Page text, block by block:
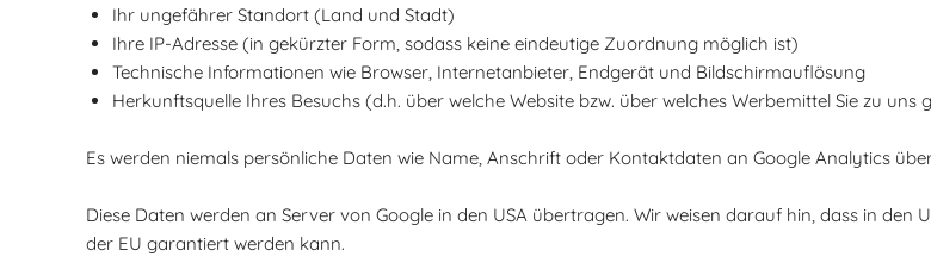
Ihr ungefährer Standort (Land und Stadt)
Ihre IP-Adresse (in gekürzter Form, sodass keine eindeutige Zuordnung möglich ist)
Technische Informationen wie Browser, Internetanbieter, Endgerät und Bildschirmauflösung
Herkunftsquelle Ihres Besuchs (d.h. über welche Website bzw. über welches Werbemittel Sie zu uns
Es werden niemals persönliche Daten wie Name, Anschrift oder Kontaktdaten an Google Analytics
Diese Daten werden an Server von Google in den USA übertragen. Wir weisen darauf hin, dass in
der EU garantiert werden kann.